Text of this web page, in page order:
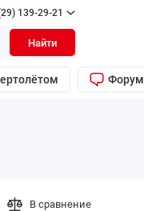
139-29-21
Найти
Форум
В сравнение